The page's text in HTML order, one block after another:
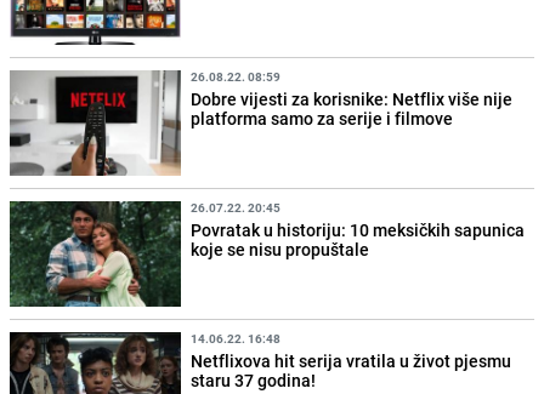
26.08.22. 08:59
Dobre vijesti za korisnike: Netflix više nije
platforma samo za serije i filmove
26.07.22. 20:45
Povratak u historiju: 10 meksičkih sapunica
koje se nisu propuštale
14.06.22. 16:48
Netflixova hit serija vratila u život pjesmu
staru 37 godina!